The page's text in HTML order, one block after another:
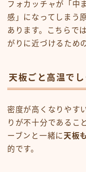
フォカッチャが「中
感」になってしまう
あります。こちらで
がりに近づけるため
天板ごと高温で
密度が高くなりやす
りが不十分であるこ
ーブンと一緒に天板
的です。